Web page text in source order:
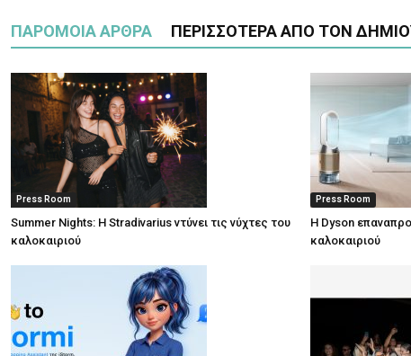
ΠΑΡΟΜΟΙΑ ΑΡΘΡΑ ΠΕΡΙΣΣΟΤΕΡΑ ΑΠΟ ΤΟΝ
Press Room
Summer Nights: Η Stradivarius ντύνει τις νύχτες του
καλοκαιριού
Press Room
Η Dyson
καλοκαιριού